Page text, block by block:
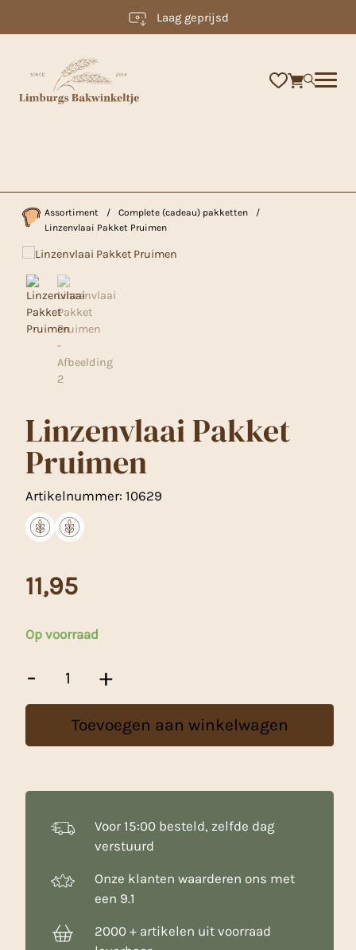
Laag geprijsd
Assortiment / Complete (cadeau) pakketten
/
Linzenvlaai Pakket Pruimen
Linzenvlaai Pakket
Pruimen
Artikelnummer: 10629
11,95
Op voorraad
-
Pakket
aantal
+
Toevoegen aan winkelwagen
Voor 15:00 besteld, zelfde dag
verstuurd
Onze klanten waarderen ons met
een 9.1
2000 + artikelen uit voorraad